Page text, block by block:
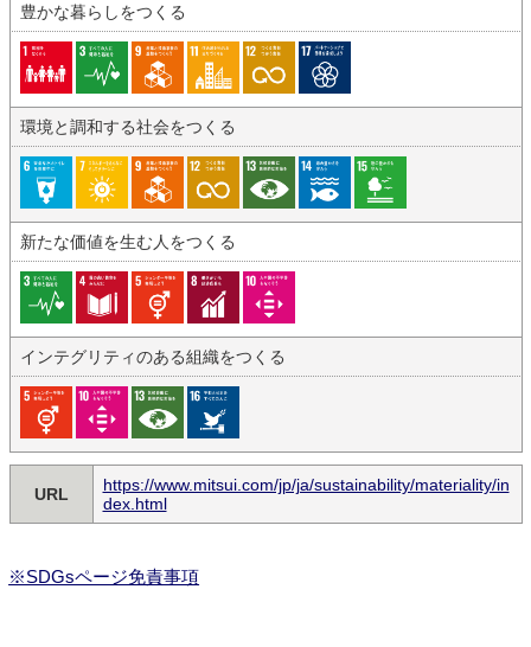
豊かな暮らしをつくる
環境と調和する社会をつくる
新たな価値を生む人をつくる
インテグリティのある組織をつくる
URL
https://www.mitsui.com/jp/ja/sustainability/materiality/in
dex.html
※SDGsページ免責事項